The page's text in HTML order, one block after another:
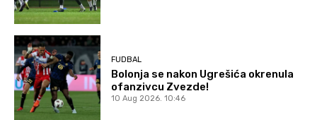
FUDBAL
Bolonja se nakon Ugrešića okrenula
ofanzivcu Zvezde!
10 Aug 2026. 10:46